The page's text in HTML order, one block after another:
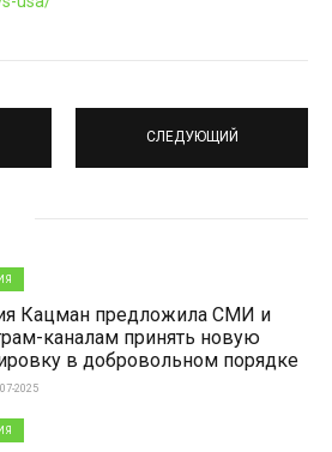
СЛЕДУЮЩИЙ
Кацман предложила СМИ и
каналам принять новую
в добровольном порядке
2025